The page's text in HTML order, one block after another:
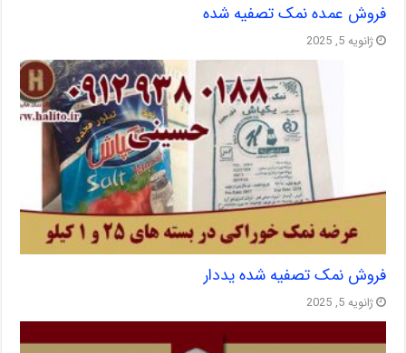
فروش عمده نمک تصفیه شده
ژانویه 5, 2025
فروش نمک تصفیه شده یددار
ژانویه 5, 2025